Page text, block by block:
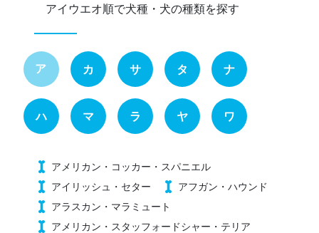
アイウエオ順で犬種・犬の種類を探す
ア カ サ タ ナ
ハ マ ラ ヤ ワ
アメリカン・コッカー・スパニエル
アイリッシュ・セター
アフガン・ハウンド
アラスカン・マラミュート
アメリカン・スタッフォードシャー・テリア